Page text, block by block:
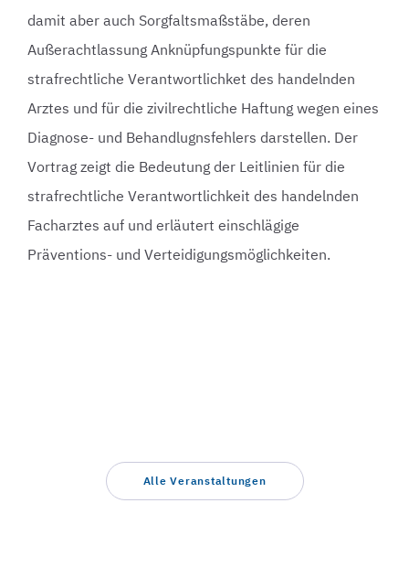
damit aber auch Sorgfaltsmaßstäbe, deren
Außerachtlassung Anknüpfungspunkte für die
strafrechtliche Verantwortlichket des handelnden
Arztes und für die zivilrechtliche Haftung wegen eines
Diagnose- und Behandlugnsfehlers darstellen. Der
Vortrag zeigt die Bedeutung der Leitlinien für die
strafrechtliche Verantwortlichkeit des handelnden
Facharztes auf und erläutert einschlägige
Präventions- und Verteidigungsmöglichkeiten.
Alle Veranstaltungen